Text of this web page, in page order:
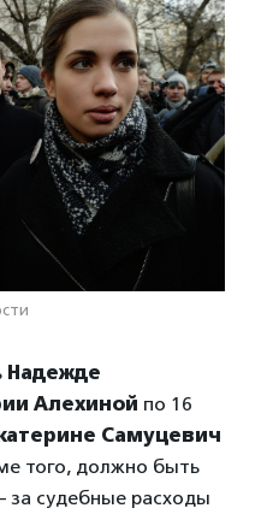
Надежде
Алехиной по 16
Самуцевич
того, должно быть
за судебные расходы